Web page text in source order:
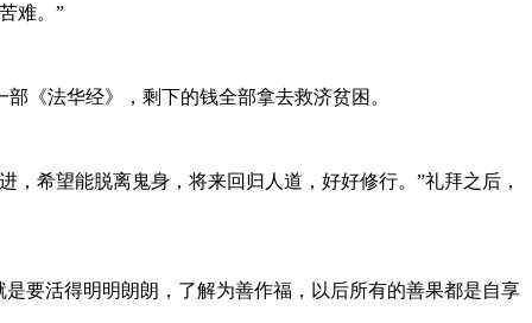
难。”
法华经》，剩下的钱全部拿去救济贫困。
希望能脱离鬼身，将来回归人道，好好修行。”礼拜之后，
活得明明朗朗，了解为善作福，以后所有的善果都是自享